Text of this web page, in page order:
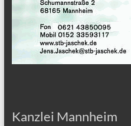
Kanzlei Mannheim